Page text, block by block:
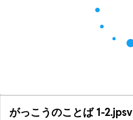
がっこうのことば 1-2.jpsv